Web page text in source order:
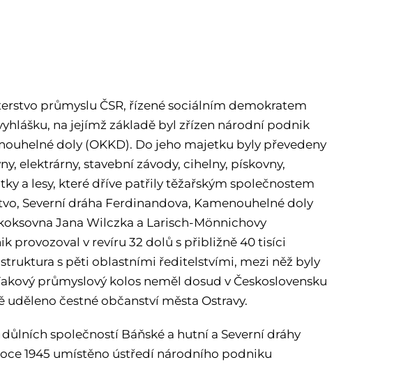
průmyslu ČSR, řízené sociálním demokratem
na jejímž základě byl zřízen národní podnik
doly (OKKD). Do jeho majetku byly převedeny
elektrárny, stavební závody, cihelny, pískovny,
a lesy, které dříve patřily těžařským společnostem
Severní dráha Ferdinandova, Kamenouhelné doly
Jana Wilczka a Larisch-Mönnichovy
provozoval v revíru 32 dolů s přibližně 40 tisíci
s pěti oblastními ředitelstvími, mezi něž byly
průmyslový kolos neměl dosud v Československu
čestné občanství města Ostravy.
společností Báňské a hutní a Severní dráhy
1945 umístěno ústředí národního podniku